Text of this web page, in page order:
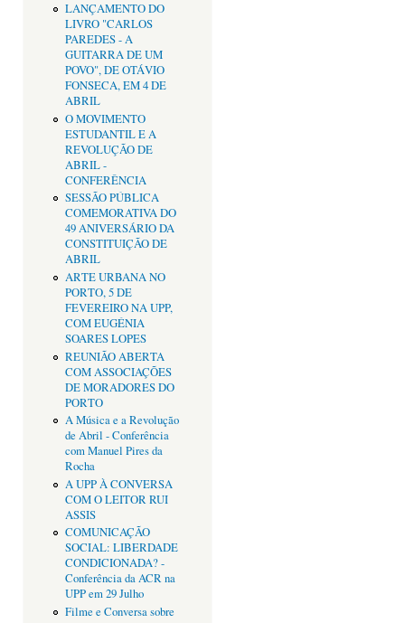
LANÇAMENTO DO
LIVRO "CARLOS
PAREDES - A
GUITARRA DE UM
POVO", DE OTÁVIO
FONSECA, EM 4 DE
ABRIL
O MOVIMENTO
ESTUDANTIL E A
REVOLUÇÃO DE
ABRIL -
CONFERÊNCIA
SESSÃO PÚBLICA
COMEMORATIVA DO
49 ANIVERSÁRIO DA
CONSTITUIÇÃO DE
ABRIL
ARTE URBANA NO
PORTO, 5 DE
FEVEREIRO NA UPP,
COM EUGÉNIA
SOARES LOPES
REUNIÃO ABERTA
COM ASSOCIAÇÕES
DE MORADORES DO
PORTO
A Música e a Revolução
de Abril - Conferência
com Manuel Pires da
Rocha
A UPP À CONVERSA
COM O LEITOR RUI
ASSIS
COMUNICAÇÃO
SOCIAL: LIBERDADE
CONDICIONADA? -
Conferência da ACR na
UPP em 29 Julho
Filme e Conversa sobre